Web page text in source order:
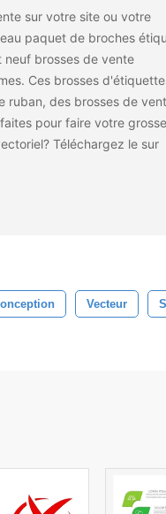
sur votre site ou votre
paquet de broches
brosses de vente
Ces brosses
ruban, des brosses de
pour faire votre grosse
Téléchargez le sur
Vecteur